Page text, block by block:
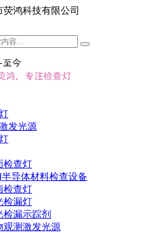
荧鸿科技有限公司
发光源
检查灯
导体材料检查设备
检查灯
检漏灯
检漏示踪剂
观测激发光源